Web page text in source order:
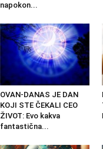
napokon...
OVAN-DANAS JE DAN
KOJI STE ČEKALI CEO
ŽIVOT: Evo kakva
fantastična...